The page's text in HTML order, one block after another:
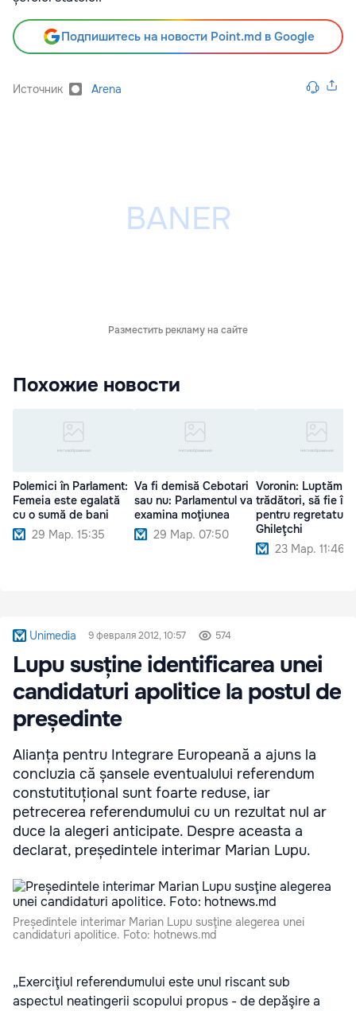
Подпишитесь на новости Point.md в Google
Источник Arena
Разместить рекламу на сайте
Похожие новости
Polemici în Parlament:
Femeia este egalată
cu o sumă de bani
29 Мар. 15:35
Va fi demisă Cebotari
sau nu: Parlamentul va
examina moţiunea
29 Мар. 07:50
Voronin: Luptăm
trădători, să fie
pentru regretatul
Ghileţchi
23 Мар. 11:46
Unimedia 9 февраля 2012, 10:57 574
Lupu susține identificarea unei
candidaturi apolitice la postul de
președinte
Alianța pentru Integrare Europeană a ajuns la
concluzia că șansele eventualului referendum
constutituțional sunt foarte reduse, iar
petrecerea referendumului cu un rezultat nul ar
duce la alegeri anticipate. Despre aceasta a
declarat, președintele interimar Marian Lupu.
Președintele interimar Marian Lupu susţine alegerea unei
candidaturi apolitice. Foto: hotnews.md
„Exerciţiul referendumului este unul riscant sub
aspectul neatingerii scopului propus - de depăşire a